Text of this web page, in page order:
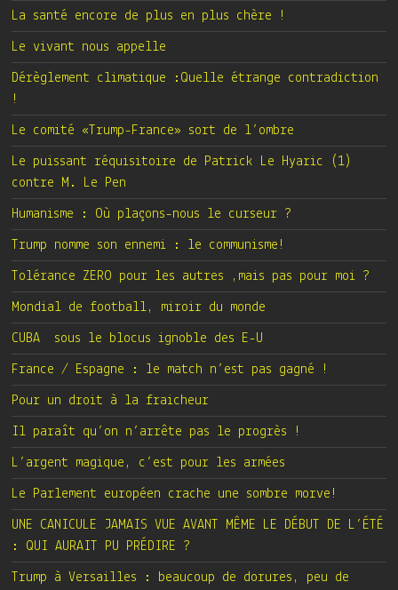
La santé encore de plus en plus chère !
Le vivant nous appelle
Dérèglement climatique :Quelle étrange contradiction
!
Le comité «Trump-France» sort de l’ombre
Le puissant réquisitoire de Patrick Le Hyaric (1)
contre M. Le Pen
Humanisme : Où plaçons-nous le curseur ?
Trump nomme son ennemi : le communisme!
Tolérance ZERO pour les autres ,mais pas pour moi ?
Mondial de football, miroir du monde
CUBA sous le blocus ignoble des E-U
France / Espagne : le match n’est pas gagné !
Pour un droit à la fraicheur
Il paraît qu’on n’arrête pas le progrès !
L’argent magique, c’est pour les armées
Le Parlement européen crache une sombre morve!
UNE CANICULE JAMAIS VUE AVANT MÊME LE DÉBUT DE L’ÉTÉ
: QUI AURAIT PU PRÉDIRE ?
Trump à Versailles : beaucoup de dorures, peu de